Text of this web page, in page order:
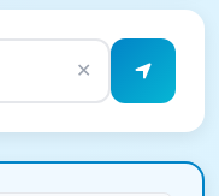
✕
l'eau